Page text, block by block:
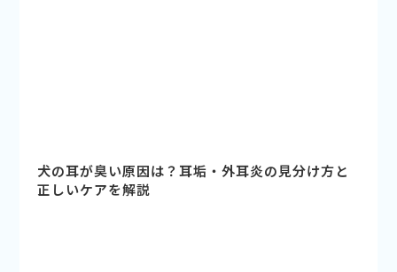
犬の耳が臭い原因は？耳垢・外耳炎の見分け方と
正しいケアを解説